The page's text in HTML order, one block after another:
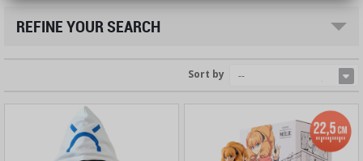
REFINE YOUR SEARCH
Sort by --